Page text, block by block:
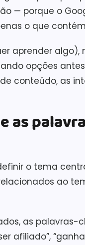
— porque o
o que
aprender
opções
conteúdo, as
as
o tema
ao
as palavras-
afiliado”,